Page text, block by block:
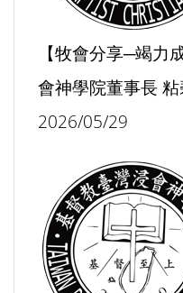
【牧會分享─竭力
會神學院董事長
2026/05/29